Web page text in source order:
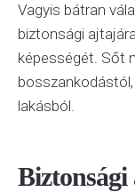
Vagyis bátran
biztonsági
képességét. Sőt
lakásból.
Biztonsági